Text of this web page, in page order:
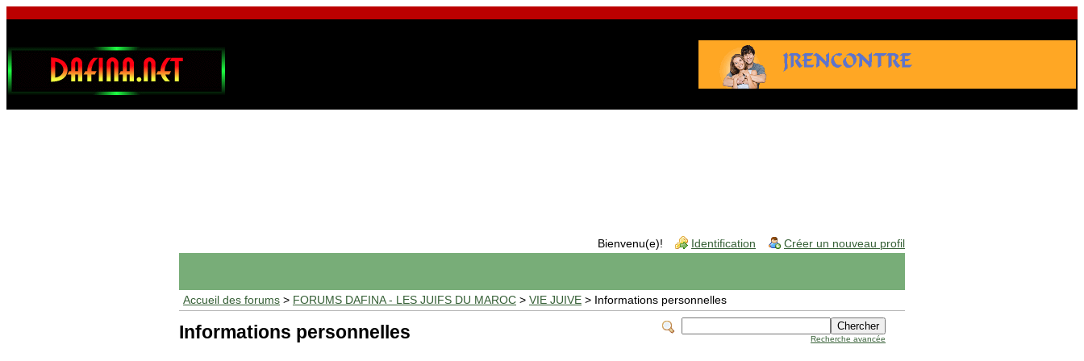
Bienvenu(e)! Identification Créer un nouveau profil
Accueil des forums > FORUMS DAFINA - LES JUIFS DU MAROC > VIE JUIVE > Informations personnelles
Recherche avancée
Informations personnelles